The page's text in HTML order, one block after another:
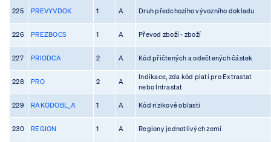
225 PREVYVDOK 1 A Druh předchozího vývozního dokladu
226 PREZBOCS 1 A Převod zboží - zboží
227 PRIODCA 2 A Kód přičtených a odečtených částek
228 PRO 2 A
Indikace, zda kód platí pro Extrastat
nebo Intrastat
229 RAKODOBL_A 1 A Kód rizikové oblasti
230 REGION 1 A Regiony jednotlivých zemí